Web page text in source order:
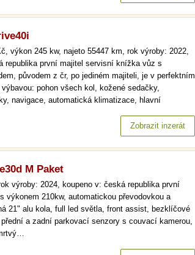
výkon 245 kw, najeto 55447 km, rok výroby: 2022,
republika první majitel servisní knížka vůz s
původem z čr, po jediném majiteli, je v perfektním
pohon všech kol, kožené sedačky,
navigace, automatická klimatizace, hlavní
aut. až 36 měsíců garance na mechanický
Zobrazit inzerát
M Paket
výroby: 2024, koupeno v: česká republika první
210kw, automatickou převodovkou a
21" alu kola, full led světla, front assist, bezklíčové
a zadní parkovací senzory s couvací kamerou,